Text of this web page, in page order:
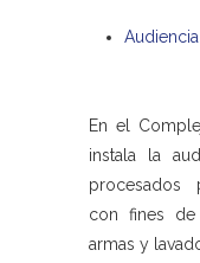
En el
instala la
procesados
con fines
armas y